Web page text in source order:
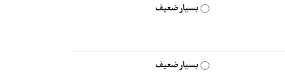
بسیار ضعیف
بسیار ضعیف